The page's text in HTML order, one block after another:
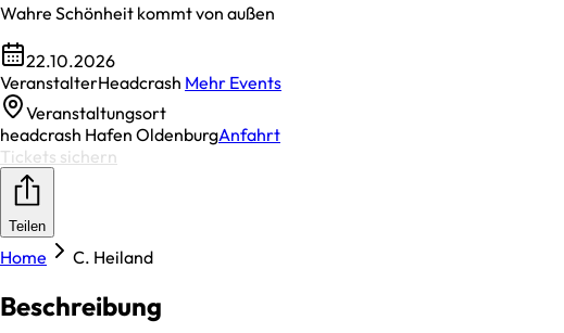
Wahre Schönheit kommt von außen
22.10.2026
VeranstalterHeadcrash Mehr Events
Veranstaltungsort
headcrash Hafen OldenburgAnfahrt
Tickets sichern
Teilen
Home C. Heiland
Beschreibung